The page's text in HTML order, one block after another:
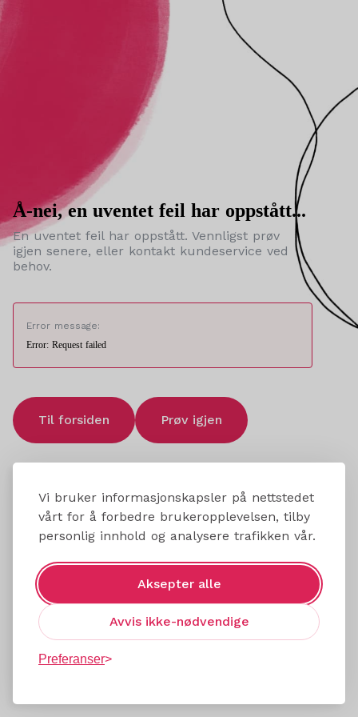
Vi bruker informasjonskapsler på nettstedet
vårt for å forbedre brukeropplevelsen, tilby
personlig innhold og analysere trafikken vår.
Aksepter alle
Avvis ikke-nødvendige
Preferanser
Å-nei, en uventet feil har oppstått...
En uventet feil har oppstått. Vennligst prøv
igjen senere, eller kontakt kundeservice ved
behov.
Error message:
Error: Request failed
Til forsiden Prøv igjen